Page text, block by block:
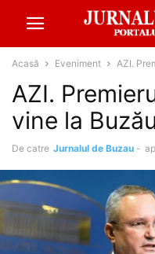
Acasă Eveniment AZI.
AZI.
vine la
De catre Jurnalul de Buzau -